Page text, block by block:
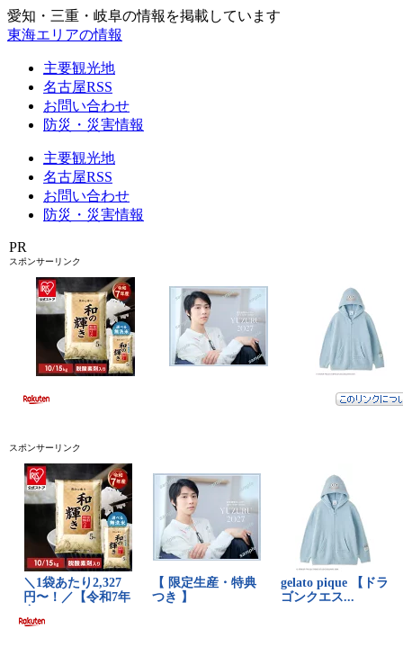
愛知・三重・岐阜の情報を掲載しています
東海エリアの情報
主要観光地
名古屋RSS
お問い合わせ
防災・災害情報
主要観光地
名古屋RSS
お問い合わせ
防災・災害情報
PR
スポンサーリンク
スポンサーリンク